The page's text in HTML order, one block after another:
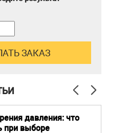
давления: что
при выборе